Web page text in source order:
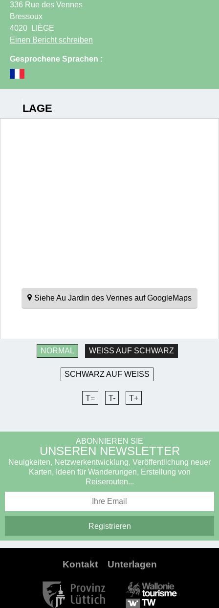
336 Rue des Vennes
Bressoux
4020
LIÈGE
Einen Bericht schreiben
Gesprochene Sprachen :
LAGE
Siehe Au Jardin des Vennes auf GoogleMaps
NORMAL WEISS AUF SCHWARZ
SCHWARZ AUF WEISS
T= T- T+
ABONNIEREN SIE
UNSEREN NEWSLETTER
Neuigkeiten, Netzwerkentwicklung, Veröffentlichung neuer
Karten, Ideen für Wanderungen, Erstellung von
Reiserouten...
Kontakt Unterlagen